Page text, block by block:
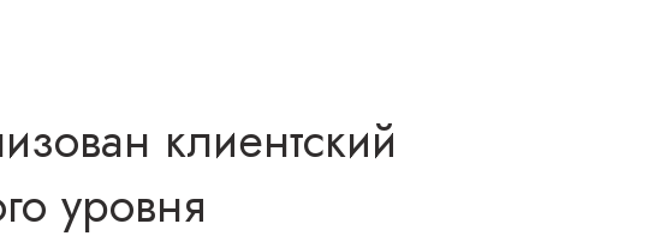
клиентский
уровня